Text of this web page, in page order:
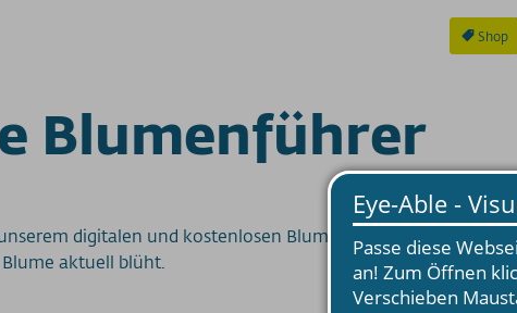
Shop
Blumenführer
digitalen und kostenlosen Blumenführer. Damit kannst
aktuell blüht.